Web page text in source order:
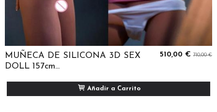
MUÑECA DE SILICONA 3D SEX
DOLL 157cm...
510,00 € 710,00 €
Añadir a Carrito